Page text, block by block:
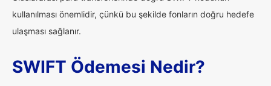
kullanılması önemlidir, çünkü bu şekilde fonların doğru hedefe
ulaşması sağlanır.
SWIFT Ödemesi Nedir?